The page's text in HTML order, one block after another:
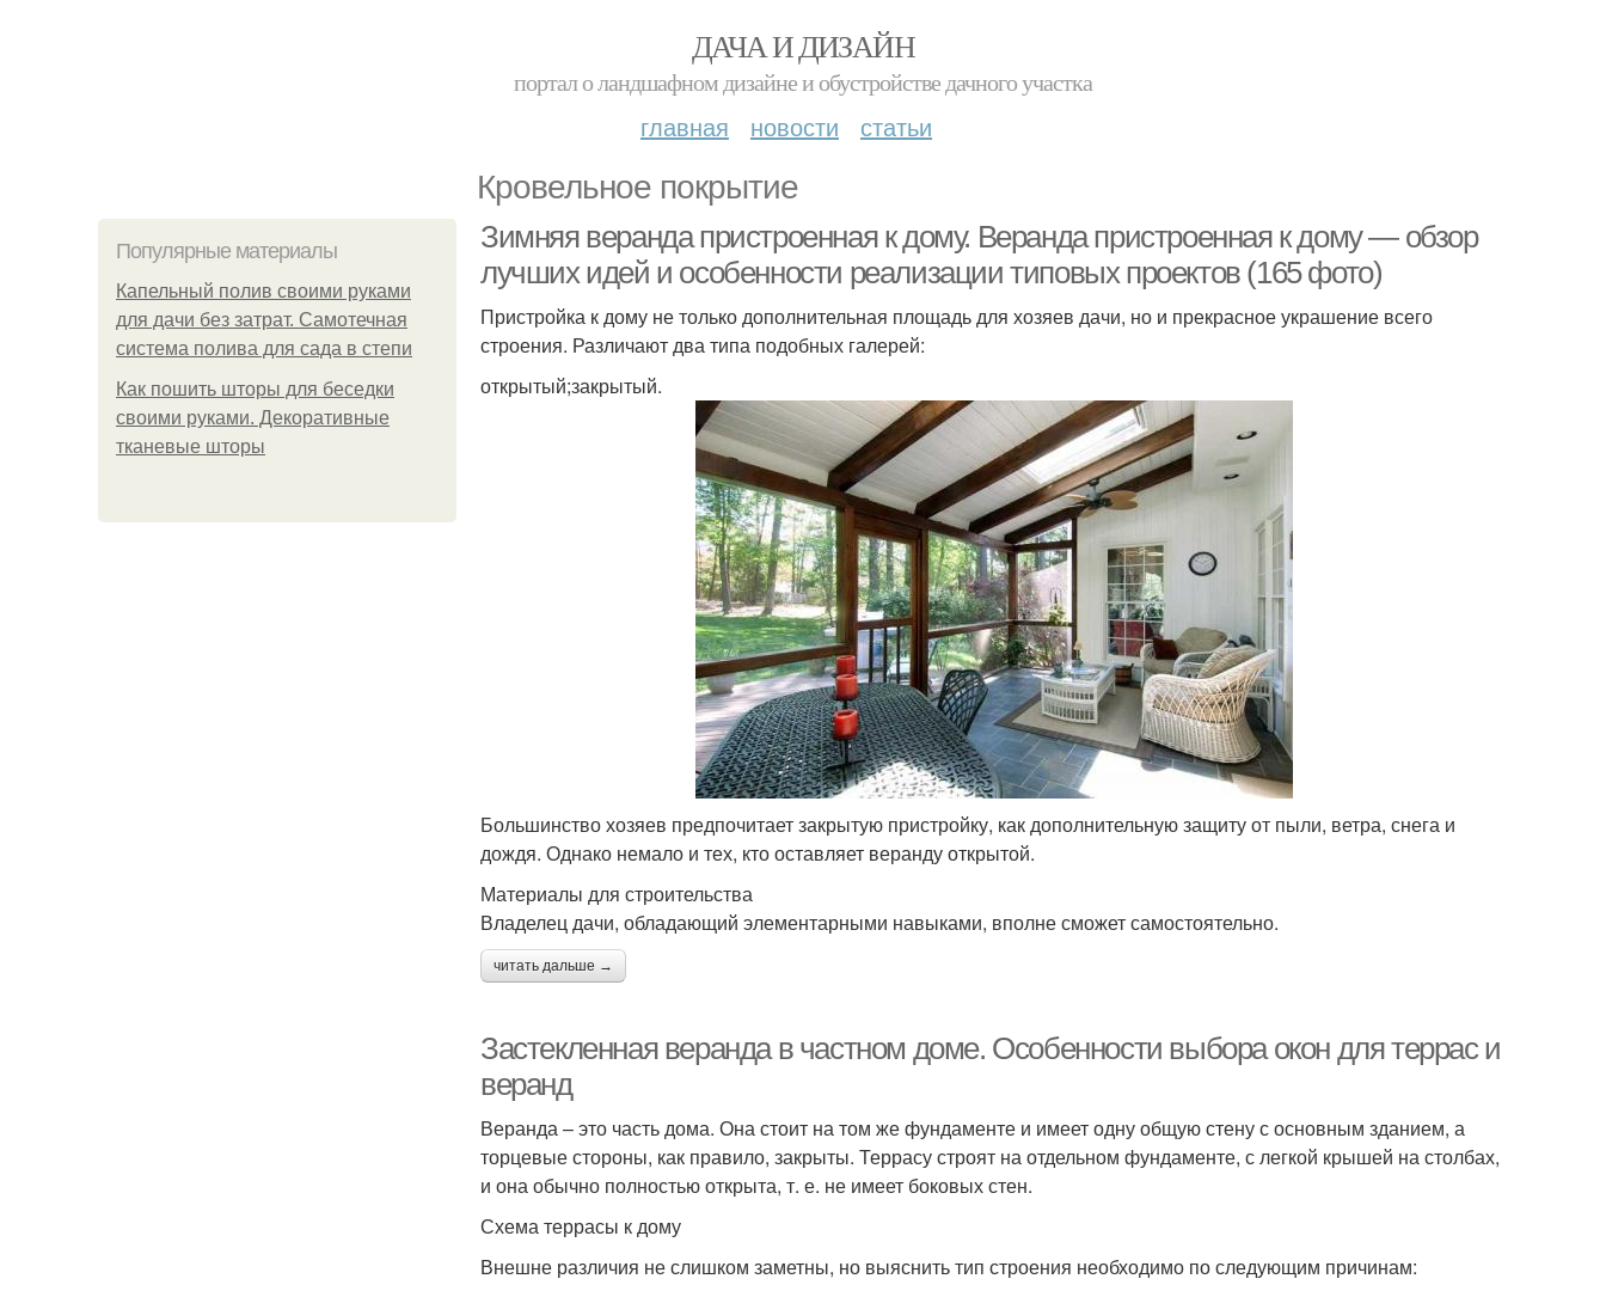
ДАЧА И ДИЗАЙН
портал о ландшафном дизайне и обустройстве дачного участка
главная новости статьи
Кровельное покрытие
Популярные материалы
Капельный полив своими руками
для дачи без затрат. Самотечная
система полива для сада в степи
Как пошить шторы для беседки
своими руками. Декоративные
тканевые шторы
Зимняя веранда пристроенная к дому. Веранда пристроенная к дому — обзор
лучших идей и особенности реализации типовых проектов (165 фото)
Пристройка к дому не только дополнительная площадь для хозяев дачи, но и прекрасное украшение всего
строения. Различают два типа подобных галерей:
открытый;закрытый.
Большинство хозяев предпочитает закрытую пристройку, как дополнительную защиту от пыли, ветра, снега и
дождя. Однако немало и тех, кто оставляет веранду открытой.
Материалы для строительства
Владелец дачи, обладающий элементарными навыками, вполне сможет самостоятельно.
читать дальше →
Застекленная веранда в частном доме. Особенности выбора окон для террас и
веранд
Веранда – это часть дома. Она стоит на том же фундаменте и имеет одну общую стену с основным зданием, а
торцевые стороны, как правило, закрыты. Террасу строят на отдельном фундаменте, с легкой крышей на столбах,
и она обычно полностью открыта, т. е. не имеет боковых стен.
Схема террасы к дому
Внешне различия не слишком заметны, но выяснить тип строения необходимо по следующим причинам: